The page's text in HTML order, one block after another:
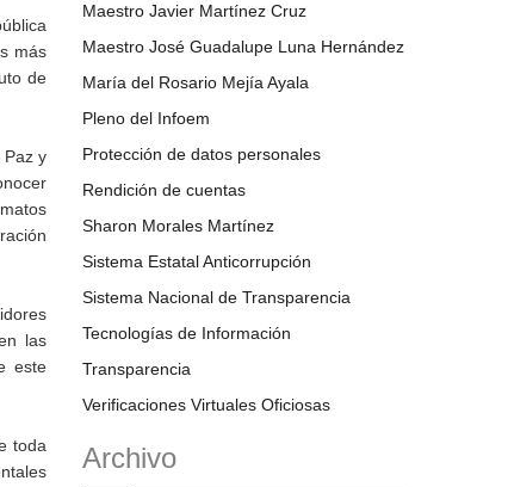
más
de
Paz y
las
este
toda
Maestro Javier Martínez Cruz
Maestro José Guadalupe Luna Hernández
María del Rosario Mejía Ayala
Pleno del Infoem
Protección de datos personales
Rendición de cuentas
Sharon Morales Martínez
Sistema Estatal Anticorrupción
Sistema Nacional de Transparencia
Tecnologías de Información
Transparencia
Verificaciones Virtuales Oficiosas
Archivo